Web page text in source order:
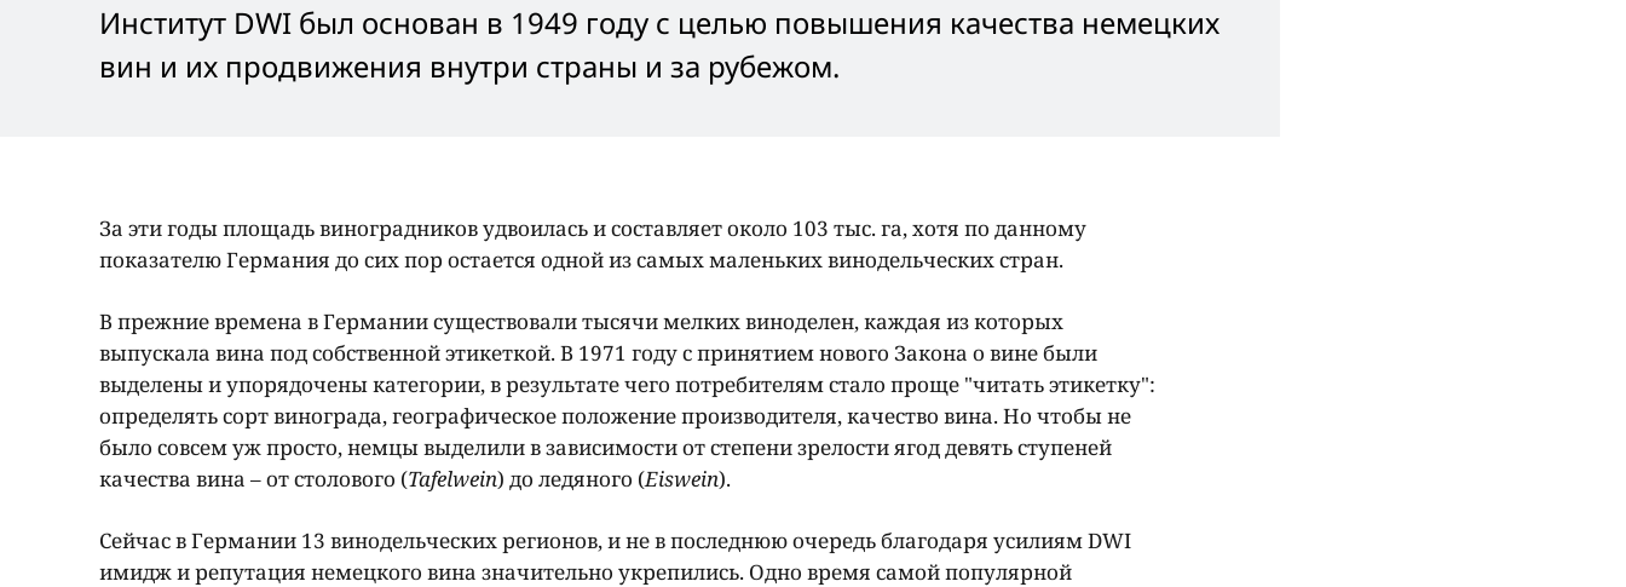
Институт DWI был основан в 1949 году с целью повышения качества немецких
вин и их продвижения внутри страны и за рубежом.
За эти годы площадь виноградников удвоилась и составляет около 103 тыс. га, хотя по данному
показателю Германия до сих пор остается одной из самых маленьких винодельческих стран.
В прежние времена в Германии существовали тысячи мелких виноделен, каждая из которых
выпускала вина под собственной этикеткой. В 1971 году с принятием нового Закона о вине были
выделены и упорядочены категории, в результате чего потребителям стало проще "читать этикетку":
определять сорт винограда, географическое положение производителя, качество вина. Но чтобы не
было совсем уж просто, немцы выделили в зависимости от степени зрелости ягод девять ступеней
качества вина – от столового (Tafelwein) до ледяного (Eiswein).
Сейчас в Германии 13 винодельческих регионов, и не в последнюю очередь благодаря усилиям DWI
имидж и репутация немецкого вина значительно укрепились. Одно время самой популярной